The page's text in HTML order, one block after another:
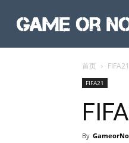
首页 FIFA21
FIFA21
By